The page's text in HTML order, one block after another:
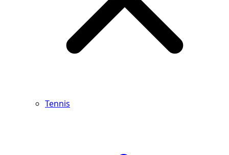
Tennis